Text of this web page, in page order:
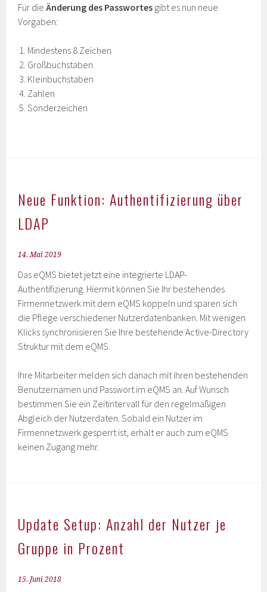
Für dieÄnderung des Passwortes gibt es nun neue
Vorgaben:
Mindestens 8 Zeichen
Großbuchstaben
Kleinbuchstaben
Zahlen
Sonderzeichen
Neue Funktion: Authentifizierung über
LDAP
14. Mai 2019
Das eQMS bietet jetzt eine integrierte LDAP-
Authentifizierung. Hiermit können Sie Ihr bestehendes
Firmennetzwerk mit dem eQMS koppeln und sparen sich
die Pflege verschiedener Nutzerdatenbanken. Mit wenigen
Klicks synchronisieren Sie Ihre bestehende Active-Directory
Struktur mit dem eQMS.
Ihre Mitarbeiter melden sich danach mit ihren bestehenden
Benutzernamen und Passwort im eQMS an. Auf Wunsch
bestimmen Sie ein Zeitintervall für den regelmäßigen
Abgleich der Nutzerdaten. Sobald ein Nutzer im
Firmennetzwerk gesperrt ist, erhält er auch zum eQMS
keinen Zugang mehr.
Update Setup: Anzahl der Nutzer je
Gruppe in Prozent
15. Juni 2018